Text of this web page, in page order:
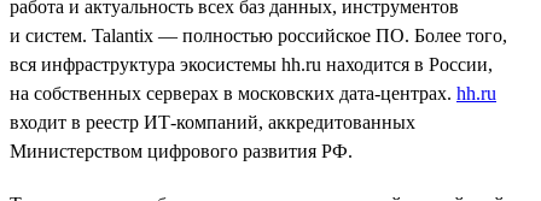
работа и актуальность всех баз данных, инструментов
и систем. Talantix — полностью российское ПО. Более того,
вся инфраструктура экосистемы hh.ru находится в России,
на собственных серверах в московских дата-центрах. hh.ru
входит в реестр ИТ-компаний, аккредитованных
Министерством цифрового развития РФ.